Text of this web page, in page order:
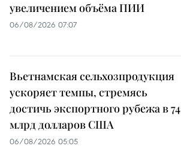
увеличением объёма ПИИ
06/08/2026 07:07
Вьетнамская сельхозпродукция
ускоряет темпы, стремясь
достичь экспортного рубежа в 74
млрд долларов США
06/08/2026 05:05